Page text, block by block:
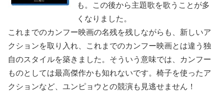
も。この後から主題歌を歌うことが多
くなりました。
これまでのカンフー映画の名残を残しながらも、新しいア
クションを取り入れ、これまでのカンフー映画とは違う独
自のスタイルを築きました。そういう意味では、カンフー
ものとしては最高傑作かも知れないです。椅子を使ったア
クションなど、ユンピョウとの競演も見逃せません！